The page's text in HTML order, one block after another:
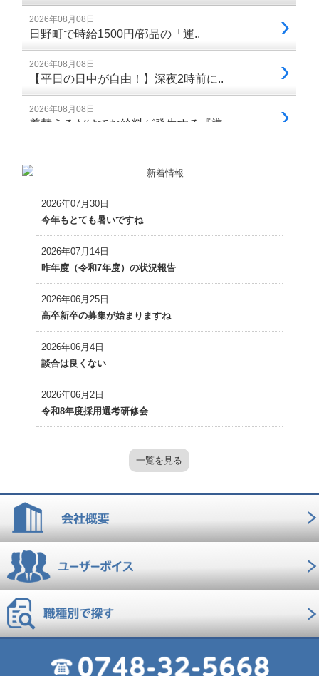
2026年07月30日
今年もとても暑いですね
2026年07月14日
昨年度（令和7年度）の状況報告
2026年06月25日
高卒新卒の募集が始まりますね
2026年06月4日
談合は良くない
2026年06月2日
令和8年度採用選考研修会
一覧を見る